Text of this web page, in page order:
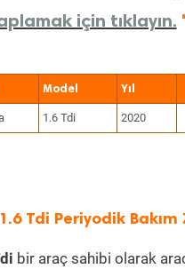
için tıklayın.
Model Yıl
1.6 Tdi 2020
Tdi Periyodik Bakım
bir araç sahibi olarak